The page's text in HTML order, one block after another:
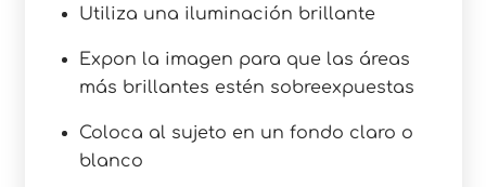
Utiliza una iluminación brillante
Expon la imagen para que las áreas
más brillantes estén sobreexpuestas
Coloca al sujeto en un fondo claro o
blanco